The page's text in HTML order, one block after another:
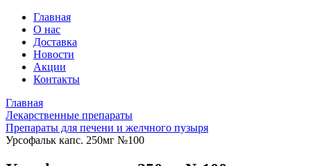
Главная
О нас
Доставка
Новости
Акции
Контакты
Главная
Лекарственные препараты
Препараты для печени и желчного пузыря
Урсофальк капс. 250мг №100